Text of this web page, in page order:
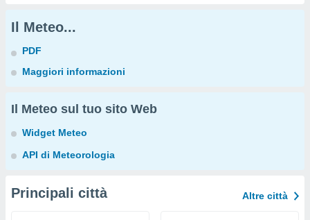
Il Meteo...
PDF
Maggiori informazioni
Il Meteo sul tuo sito Web
Widget Meteo
API di Meteorologia
Principali città Altre città